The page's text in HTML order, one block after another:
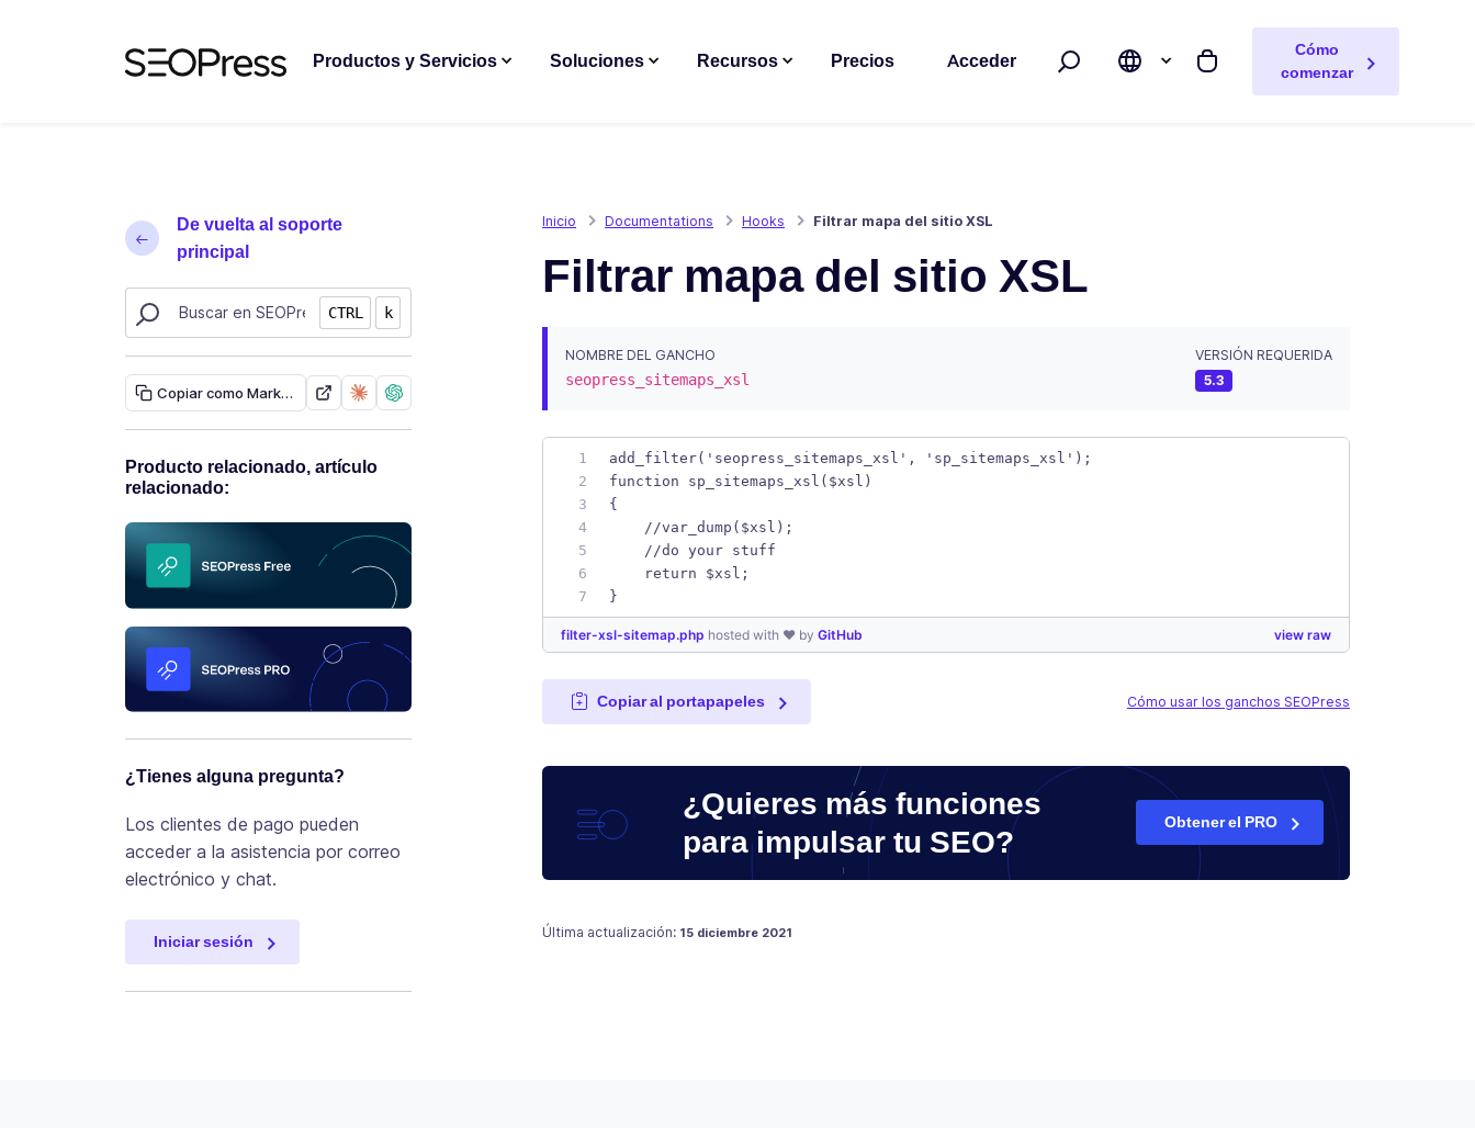
Productos y Servicios Soluciones Recursos Precios Acceder
Buscar Mi carrito
Cómo
comenzar
De vuelta al soporte
principal
Buscar recursos de SEOPress
CTRL k
Copiar como Markdown
Producto relacionado, artículo
relacionado:
¿Tienes alguna pregunta?
Los clientes de pago pueden
acceder a la asistencia por correo
electrónico y chat.
Iniciar sesión
Inicio Documentations Hooks Filtrar mapa del sitio XSL
Filtrar mapa del sitio XSL
NOMBRE DEL GANCHO
seopress_sitemaps_xsl
VERSIÓN REQUERIDA
5.3
add_filter('seopress_sitemaps_xsl', 'sp_sitemaps_xsl');
function sp_sitemaps_xsl($xsl)
{
    //var_dump($xsl);
    //do your stuff
    return $xsl;
}
view raw
filter-xsl-sitemap.php hosted with ❤ by GitHub
Copiar al portapapeles Cómo usar los ganchos SEOPress
¿Quieres más funciones
para impulsar tu SEO?
Obtener el PRO
Última actualización: Publicado en
15 diciembre 2021
15 diciembre 2021